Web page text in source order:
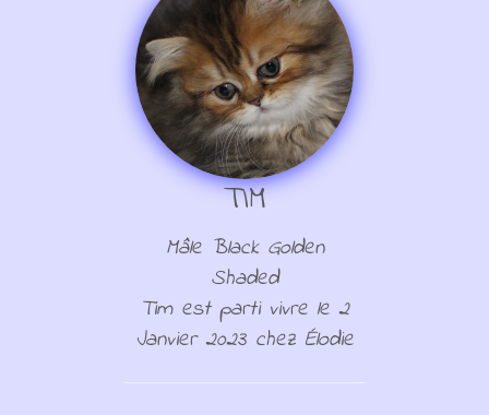
TIM
Mâle Black Golden
Shaded
Tim est parti vivre le 2
Janvier 2023 chez Élodie